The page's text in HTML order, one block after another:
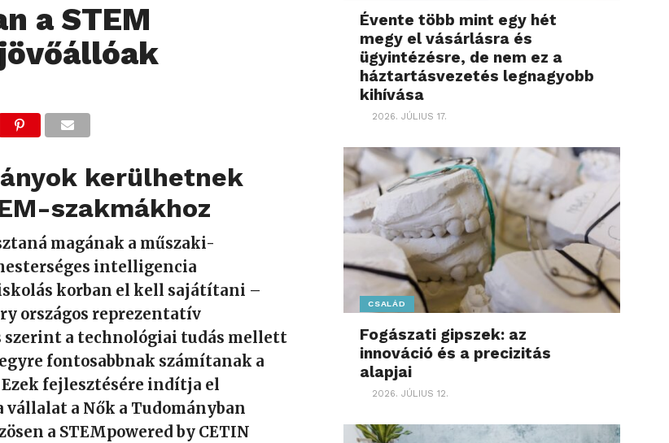
a STEM
kerülhetnek
szakmákhoz
magának a műszaki-
intelligencia
korban el kell sajátítani –
országos reprezentatív
szerint a technológiai tudás mellett
fontosabbnak számítanak a
fejlesztésére indítja el
a Nők a Tudományban
a STEMpowered by CETIN
Évente több mint egy hét
megy el vásárlásra és
ügyintézésre, de nem ez a
háztartásvezetés legnagyobb
kihívása
2026. JÚLIUS 17.
CSALÁD
Fogászati gipszek: az
innováció és a precizitás
alapjai
2026. JÚLIUS 12.